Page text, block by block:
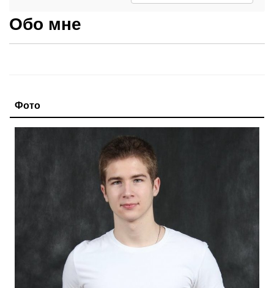
Обо мне
Фото